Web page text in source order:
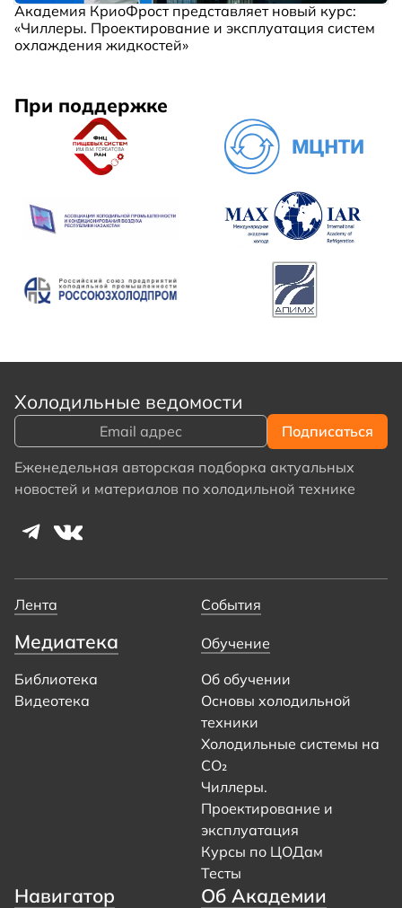
Академия КриоФрост представляет новый курс:
«Чиллеры. Проектирование и эксплуатация систем
охлаждения жидкостей»
При поддержке
Холодильные ведомости
Еженедельная авторская подборка актуальных
новостей и материалов по холодильной технике
Лента События
Медиатека
Библиотека
Видеотека
Обучение
Об обучении
Основы холодильной
техники
Холодильные системы на
CO₂
Чиллеры.
Проектирование и
эксплуатация
Курсы по ЦОДам
Тесты
Навигатор Об Академии